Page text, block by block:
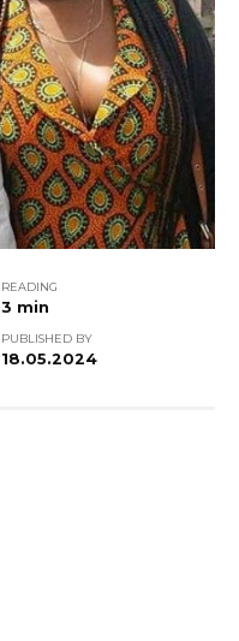
READING
3 min
PUBLISHED BY
18.05.2024